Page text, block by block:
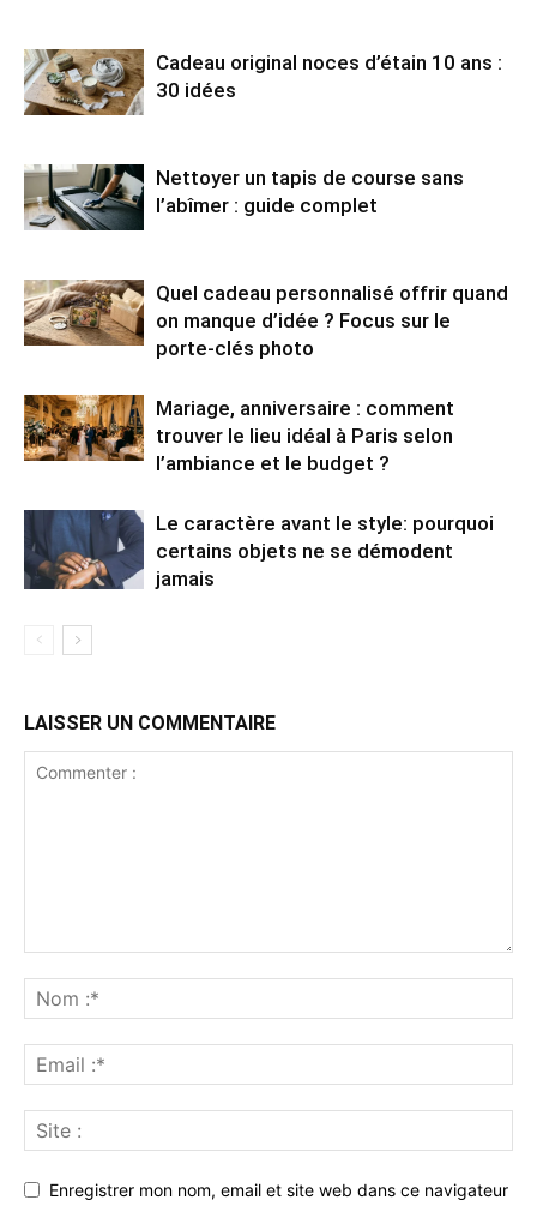
Cadeau original noces d’étain 10 ans :
30 idées
Nettoyer un tapis de course sans
l’abîmer : guide complet
Quel cadeau personnalisé offrir quand
on manque d’idée ? Focus sur le
porte-clés photo
Mariage, anniversaire : comment
trouver le lieu idéal à Paris selon
l’ambiance et le budget ?
Le caractère avant le style: pourquoi
certains objets ne se démodent
jamais
LAISSER UN COMMENTAIRE
Enregistrer mon nom, email et site web dans ce navigateur